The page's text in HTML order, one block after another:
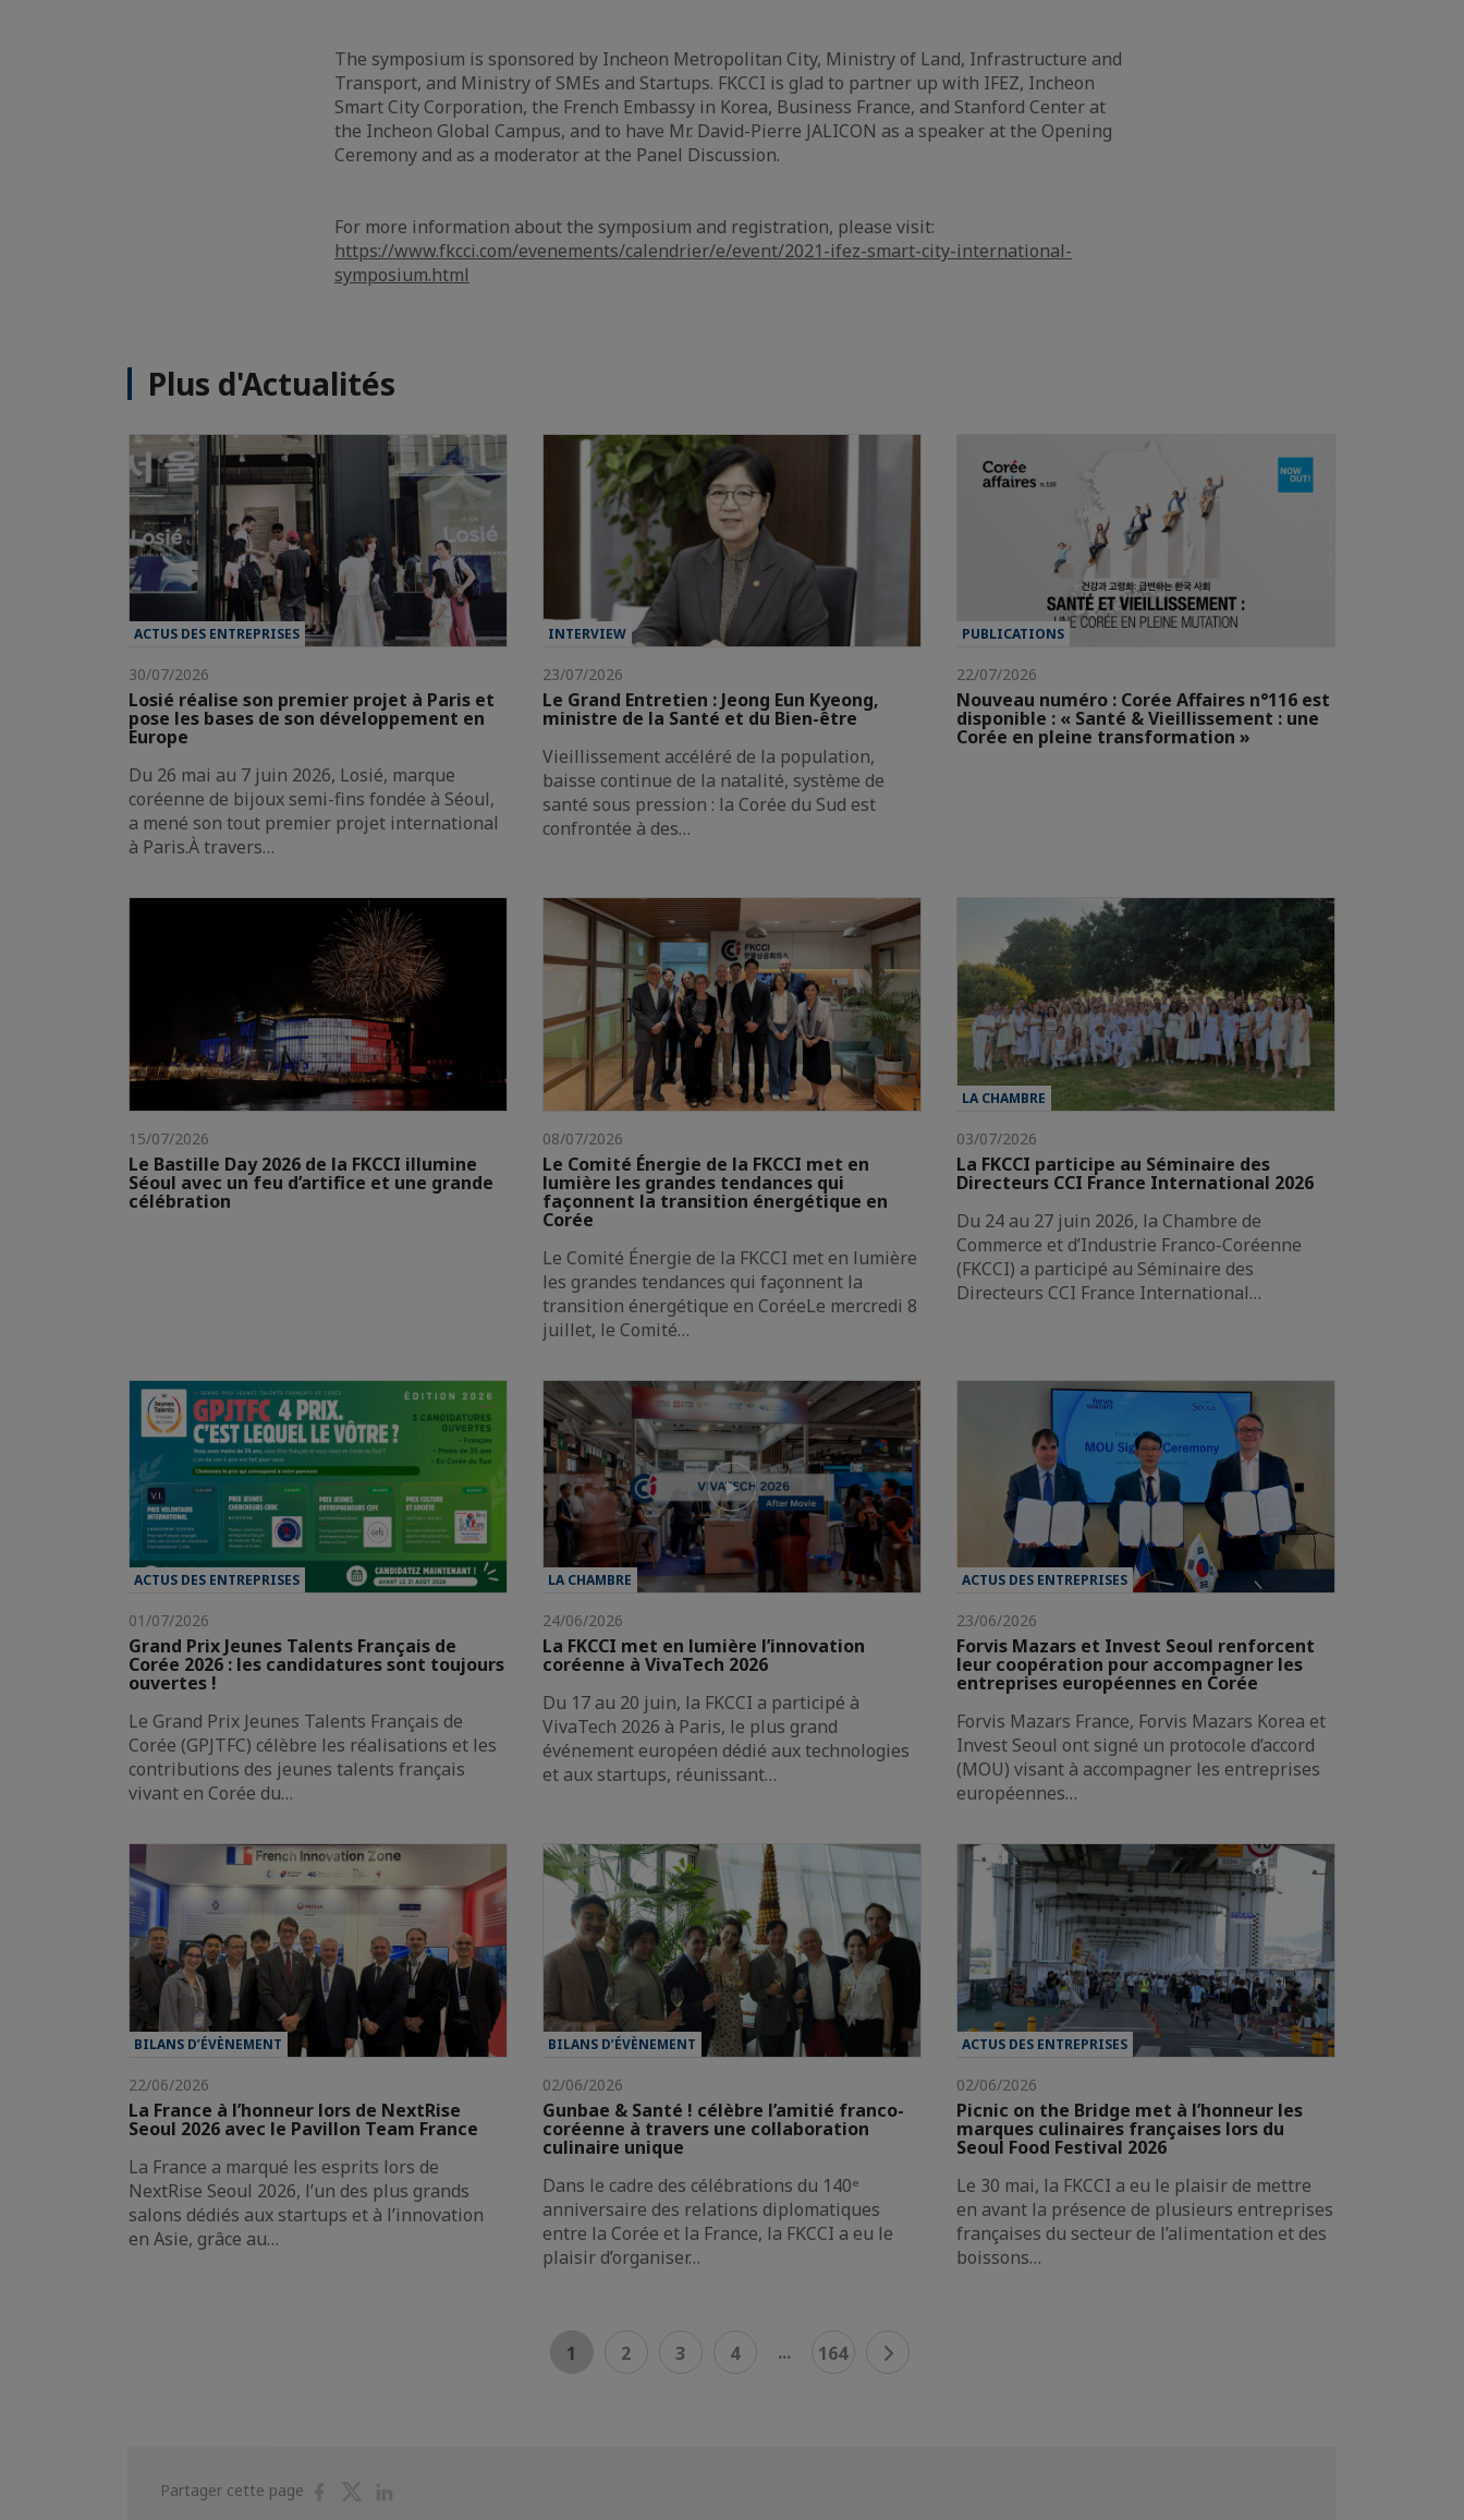
The symposium is sponsored by Incheon Metropolitan City, Ministry of Land, Infrastructure and
Transport, and Ministry of SMEs and Startups. FKCCI is glad to partner up with IFEZ, Incheon
Smart City Corporation, the French Embassy in Korea, Business France, and Stanford Center at
the Incheon Global Campus, and to have Mr. David-Pierre JALICON as a speaker at the Opening
Ceremony and as a moderator at the Panel Discussion.
For more information about the symposium and registration, please visit:
https://www.fkcci.com/evenements/calendrier/e/event/2021-ifez-smart-city-international-
symposium.html
Plus d'Actualités
ACTUS DES ENTREPRISES
30/07/2026
Losié réalise son premier projet à Paris et
pose les bases de son développement en
Europe
Du 26 mai au 7 juin 2026, Losié, marque
coréenne de bijoux semi-fins fondée à Séoul,
a mené son tout premier projet international
à Paris.À travers…
INTERVIEW
23/07/2026
Le Grand Entretien : Jeong Eun Kyeong,
ministre de la Santé et du Bien-être
Vieillissement accéléré de la population,
baisse continue de la natalité, système de
santé sous pression : la Corée du Sud est
confrontée à des…
PUBLICATIONS
22/07/2026
Nouveau numéro : Corée Affaires n°116 est
disponible : « Santé & Vieillissement : une
Corée en pleine transformation »
15/07/2026
Le Bastille Day 2026 de la FKCCI illumine
Séoul avec un feu d’artifice et une grande
célébration
08/07/2026
Le Comité Énergie de la FKCCI met en
lumière les grandes tendances qui
façonnent la transition énergétique en
Corée
Le Comité Énergie de la FKCCI met en lumière
les grandes tendances qui façonnent la
transition énergétique en CoréeLe mercredi 8
juillet, le Comité…
LA CHAMBRE
03/07/2026
La FKCCI participe au Séminaire des
Directeurs CCI France International 2026
Du 24 au 27 juin 2026, la Chambre de
Commerce et d’Industrie Franco-Coréenne
(FKCCI) a participé au Séminaire des
Directeurs CCI France International…
ACTUS DES ENTREPRISES
01/07/2026
Grand Prix Jeunes Talents Français de
Corée 2026 : les candidatures sont toujours
ouvertes !
Le Grand Prix Jeunes Talents Français de
Corée (GPJTFC) célèbre les réalisations et les
contributions des jeunes talents français
vivant en Corée du…
LA CHAMBRE
24/06/2026
La FKCCI met en lumière l’innovation
coréenne à VivaTech 2026
Du 17 au 20 juin, la FKCCI a participé à
VivaTech 2026 à Paris, le plus grand
événement européen dédié aux technologies
et aux startups, réunissant…
ACTUS DES ENTREPRISES
23/06/2026
Forvis Mazars et Invest Seoul renforcent
leur coopération pour accompagner les
entreprises européennes en Corée
Forvis Mazars France, Forvis Mazars Korea et
Invest Seoul ont signé un protocole d’accord
(MOU) visant à accompagner les entreprises
européennes…
BILANS D’ÉVÈNEMENT
22/06/2026
La France à l’honneur lors de NextRise
Seoul 2026 avec le Pavillon Team France
La France a marqué les esprits lors de
NextRise Seoul 2026, l’un des plus grands
salons dédiés aux startups et à l’innovation
en Asie, grâce au…
BILANS D’ÉVÈNEMENT
02/06/2026
Gunbae & Santé ! célèbre l’amitié franco-
coréenne à travers une collaboration
culinaire unique
Dans le cadre des célébrations du 140ᵉ
anniversaire des relations diplomatiques
entre la Corée et la France, la FKCCI a eu le
plaisir d’organiser…
ACTUS DES ENTREPRISES
02/06/2026
Picnic on the Bridge met à l’honneur les
marques culinaires françaises lors du
Seoul Food Festival 2026
Le 30 mai, la FKCCI a eu le plaisir de mettre
en avant la présence de plusieurs entreprises
françaises du secteur de l’alimentation et des
boissons…
1 2 3 4 ... 164
Partager cette page
PartagerPartager